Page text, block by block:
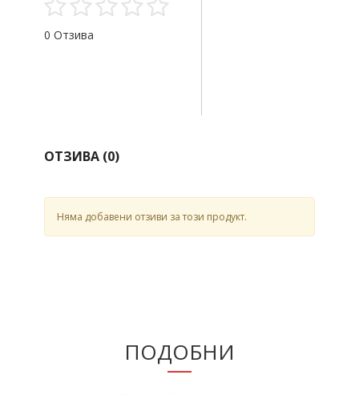
0 Отзива
ОТЗИВА (0)
Няма добавени отзиви за този продукт.
ПОДОБНИ